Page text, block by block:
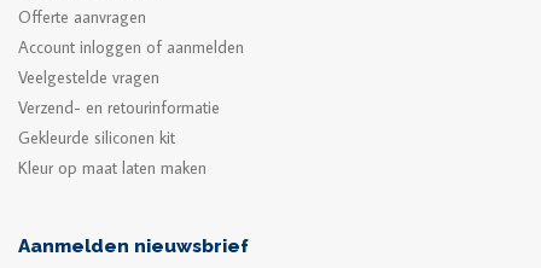
Offerte aanvragen
Account inloggen of aanmelden
Veelgestelde vragen
Verzend- en retourinformatie
Gekleurde siliconen kit
Kleur op maat laten maken
Aanmelden nieuwsbrief